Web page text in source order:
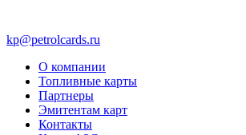
kp@petrolcards.ru
О компании
Топливные карты
Партнеры
Эмитентам карт
Контакты